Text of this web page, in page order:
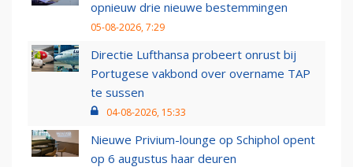
opnieuw drie nieuwe bestemmingen
05-08-2026, 7:29
Directie Lufthansa probeert onrust bij
Portugese vakbond over overname TAP
te sussen
04-08-2026, 15:33
Nieuwe Privium-lounge op Schiphol opent
op 6 augustus haar deuren